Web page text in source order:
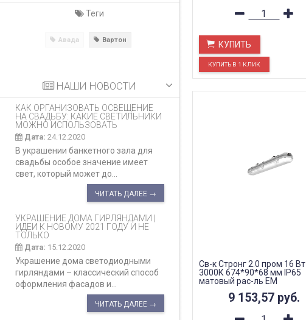
Теги
Авада Вартон
НАШИ НОВОСТИ
КАК ОРГАНИЗОВАТЬ ОСВЕЩЕНИЕ
НА СВАДЬБУ: КАКИЕ СВЕТИЛЬНИКИ
МОЖНО ИСПОЛЬЗОВАТЬ
Дата: 24.12.2020
В украшении банкетного зала для
свадьбы особое значение имеет
свет, который может до...
ЧИТАТЬ ДАЛЕЕ →
УКРАШЕНИЕ ДОМА ГИРЛЯНДАМИ |
ИДЕИ К НОВОМУ 2021 ГОДУ И НЕ
ТОЛЬКО
Дата: 15.12.2020
Украшение дома светодиодными
гирляндами – классический способ
оформления фасадов и...
ЧИТАТЬ ДАЛЕЕ →
КУПИТЬ
Св-к Стронг 2.0 пром 16 Вт
3000К 674*90*68 мм IP65
матовый рас-ль EM
9 153,57 руб.